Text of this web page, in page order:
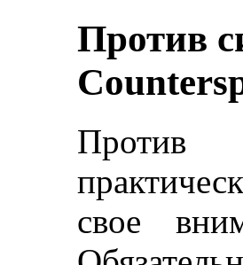
Против
Против
свое